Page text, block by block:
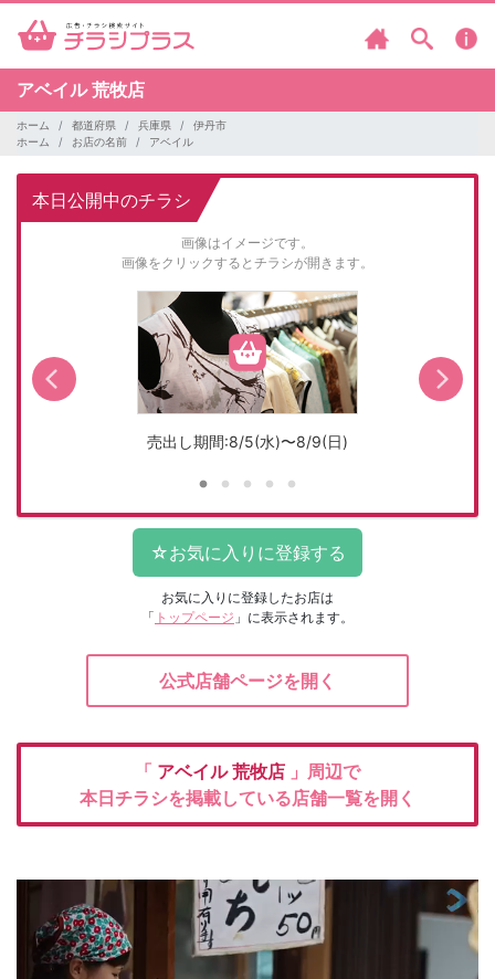
アベイル荒牧店
ホーム 都道府県 兵庫県
伊丹市
ホーム
お店の名前 アベイル
本日公開中のチラシ
画像はイメージです。
画像をクリックするとチラシが開きます。
売出し期間:8/5(水)〜8/9(日)
お気に入りに登録したお店は
「 トップページ 」に表示されます。
公式店舗ページを開く
「 アベイル荒牧店 」周辺で
本日チラシを掲載している店舗一覧を開く